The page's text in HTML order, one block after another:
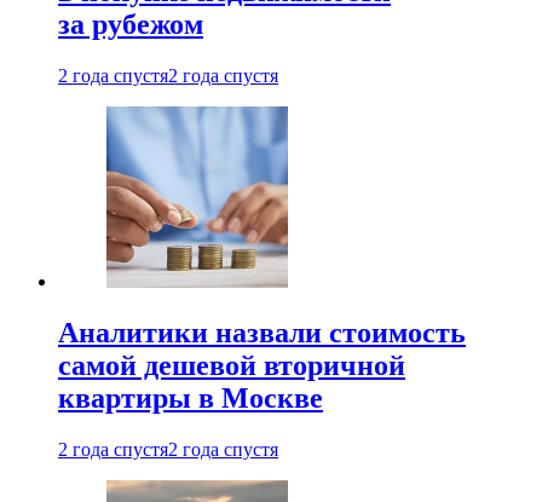
за рубежом
2 года спустя2 года спустя
Аналитики назвали стоимость
самой дешевой вторичной
квартиры в Москве
2 года спустя2 года спустя